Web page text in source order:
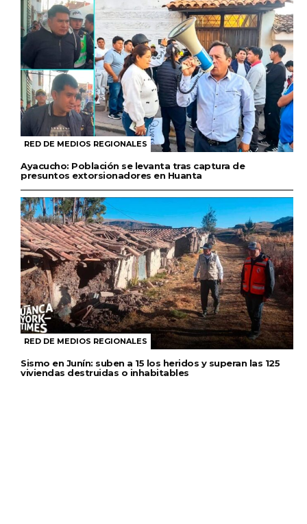
RED DE MEDIOS REGIONALES
Ayacucho: Población se levanta tras captura de
presuntos extorsionadores en Huanta
RED DE MEDIOS REGIONALES
Sismo en Junín: suben a 15 los heridos y superan las 125
viviendas destruidas o inhabitables